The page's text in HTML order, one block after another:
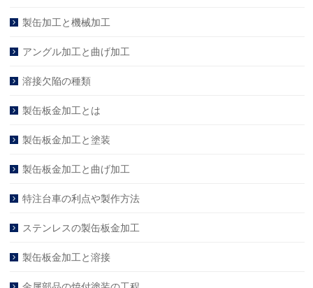
製缶加工と機械加工
アングル加工と曲げ加工
溶接欠陥の種類
製缶板金加工とは
製缶板金加工と塗装
製缶板金加工と曲げ加工
特注台車の利点や製作方法
ステンレスの製缶板金加工
製缶板金加工と溶接